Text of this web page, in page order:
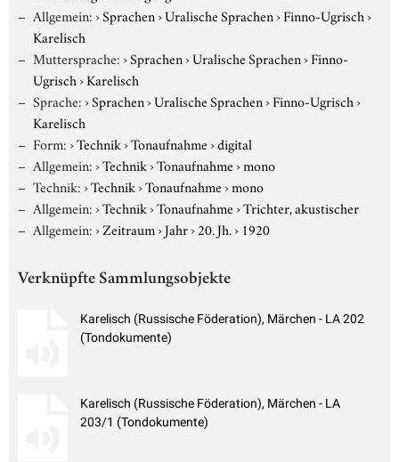
Allgemein:›Sprachen›Uralische Sprachen›Finno-Ugrisch›
Karelisch
Muttersprache:›Sprachen›Uralische Sprachen›Finno-
Ugrisch›Karelisch
Sprache:›Sprachen›Uralische Sprachen›Finno-Ugrisch›
Karelisch
Form:›Technik›Tonaufnahme›digital
Allgemein:›Technik›Tonaufnahme›mono
Technik:›Technik›Tonaufnahme›mono
Allgemein:›Technik›Tonaufnahme›Trichter, akustischer
Allgemein:›Zeitraum›Jahr›20. Jh.› 1920
Verknüpfte Sammlungsobjekte
Karelisch (Russische Föderation), Märchen - LA 202
(Tondokumente)
Karelisch (Russische Föderation), Märchen - LA
203/1 (Tondokumente)